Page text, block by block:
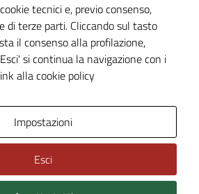
del sito
tecnici e, previo consenso,
di terze parti. Cliccando sul tasto
il consenso alla profilazione,
si continua la navigazione con i
alla cookie policy
Impostazioni
Esci